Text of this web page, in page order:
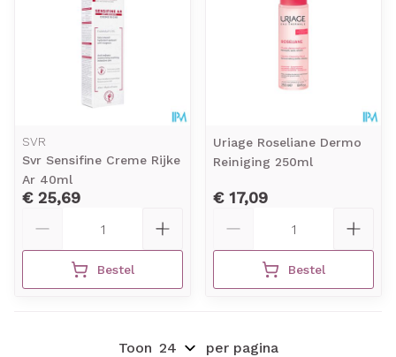
SVR
Svr Sensifine Creme Rijke
Ar 40ml
€ 25,69
Bestel
Uriage Roseliane Dermo
Reiniging 250ml
€ 17,09
Bestel
Toon per pagina